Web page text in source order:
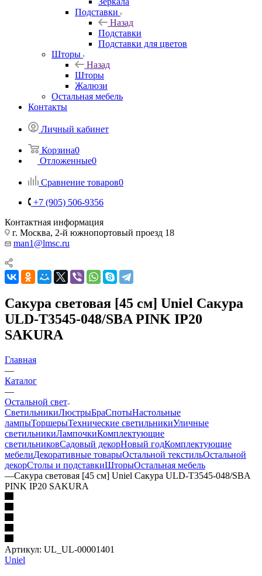
Подставки
Назад
Подставки
Подставки для цветов
Шторы
Назад
Шторы
Жалюзи
Остальная мебель
Контакты
Личный кабинет
Корзина0
Отложенные0
Сравнение товаров0
+7 (905) 506-9356
Контактная информация
г. Москва, 2-й южнопортовый проезд 18
man1@lmsc.ru
Сакура световая [45 см] Uniel Сакура
ULD-T3545-048/SBA PINK IP20
SAKURA
Главная
—
Каталог
—
Остальной свет
СветильникиЛюстрыБраСпотыНастольные
лампыТоршерыТехнические светильникиУличные
светильникиЛампочкиКомплектующие
светильниковСадовый декорНовый годКомплектующие
мебелиДекоративные товарыОстальной текстильОстальной
декорСтолы и подставкиШторыОстальная мебель
—Сакура световая [45 см] Uniel Сакура ULD-T3545-048/SBA
PINK IP20 SAKURA
Артикул: UL_UL-00001401
Uniel